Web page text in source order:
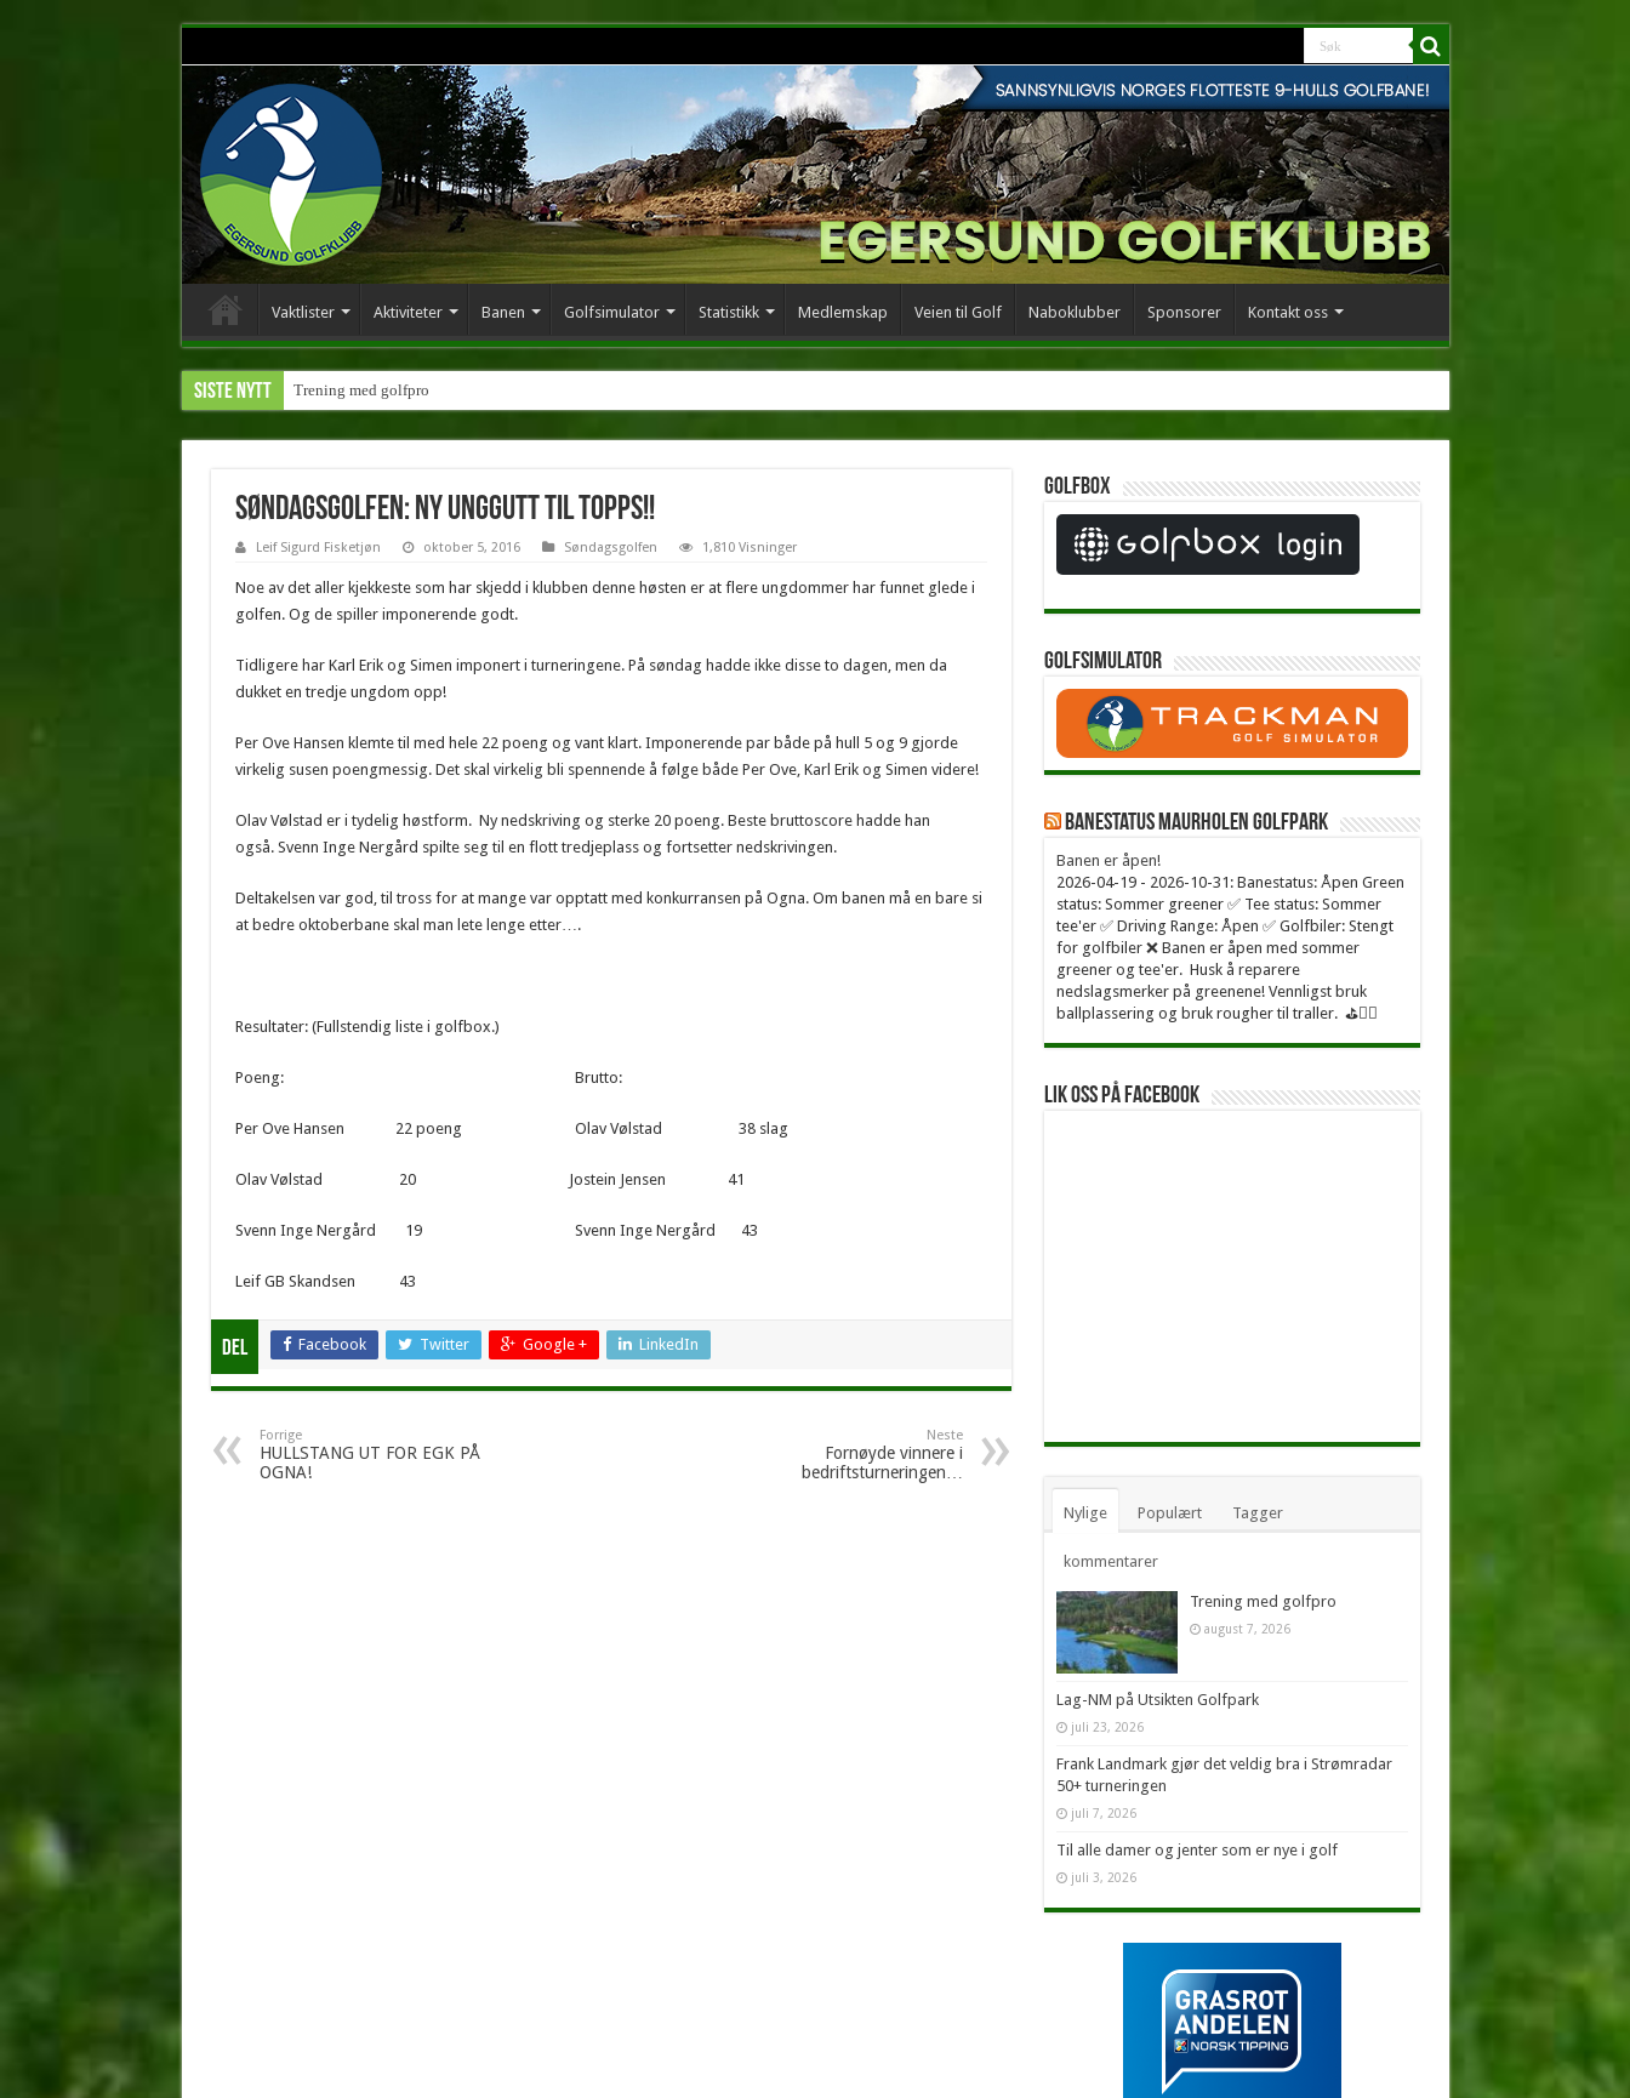
Vaktlister Aktiviteter Banen Golfsimulator Statistikk Medlemskap Veien til Golf Naboklubber Sponsorer Kontakt oss
Siste nytt Trening med golfpro
Søndagsgolfen: Ny unggutt til topps!!
Leif Sigurd Fisketjøn oktober 5, 2016 Søndagsgolfen 1,810 Visninger
Noe av det aller kjekkeste som har skjedd i klubben denne høsten er at flere ungdommer har funnet glede i
golfen. Og de spiller imponerende godt.
Tidligere har Karl Erik og Simen imponert i turneringene. På søndag hadde ikke disse to dagen, men da
dukket en tredje ungdom opp!
Per Ove Hansen klemte til med hele 22 poeng og vant klart. Imponerende par både på hull 5 og 9 gjorde
virkelig susen poengmessig. Det skal virkelig bli spennende å følge både Per Ove, Karl Erik og Simen videre!
Olav Vølstad er i tydelig høstform. Ny nedskriving og sterke 20 poeng. Beste bruttoscore hadde han
også. Svenn Inge Nergård spilte seg til en flott tredjeplass og fortsetter nedskrivingen.
Deltakelsen var god, til tross for at mange var opptatt med konkurransen på Ogna. Om banen må en bare si
at bedre oktoberbane skal man lete lenge etter….
Resultater: (Fullstendig liste i golfbox.)
Poeng: Brutto:
Per Ove Hansen 22 poeng Olav Vølstad 38 slag
Olav Vølstad 20 Jostein Jensen 41
Svenn Inge Nergård 19 Svenn Inge Nergård 43
Leif GB Skandsen 43
Del Facebook Twitter Google + LinkedIn
Forrige
HULLSTANG UT FOR EGK PÅ
OGNA!
Neste
Fornøyde vinnere i
bedriftsturneringen…
Golfbox
Golfsimulator
Banestatus Maurholen Golfpark
Banen er åpen!
2026-04-19 - 2026-10-31: Banestatus: Åpen Green
status: Sommer greener ✅ Tee status: Sommer
tee'er ✅ Driving Range: Åpen ✅ Golfbiler: Stengt
for golfbiler ❌ Banen er åpen med sommer
greener og tee'er. Husk å reparere
nedslagsmerker på greenene! Vennligst bruk
ballplassering og bruk rougher til traller. ⛳🏌️‍♂
Lik oss på facebook
Nylige Populært Tagger
kommentarer
Trening med golfpro
august 7, 2026
Lag-NM på Utsikten Golfpark
juli 23, 2026
Frank Landmark gjør det veldig bra i Strømradar
50+ turneringen
juli 7, 2026
Til alle damer og jenter som er nye i golf
juli 3, 2026